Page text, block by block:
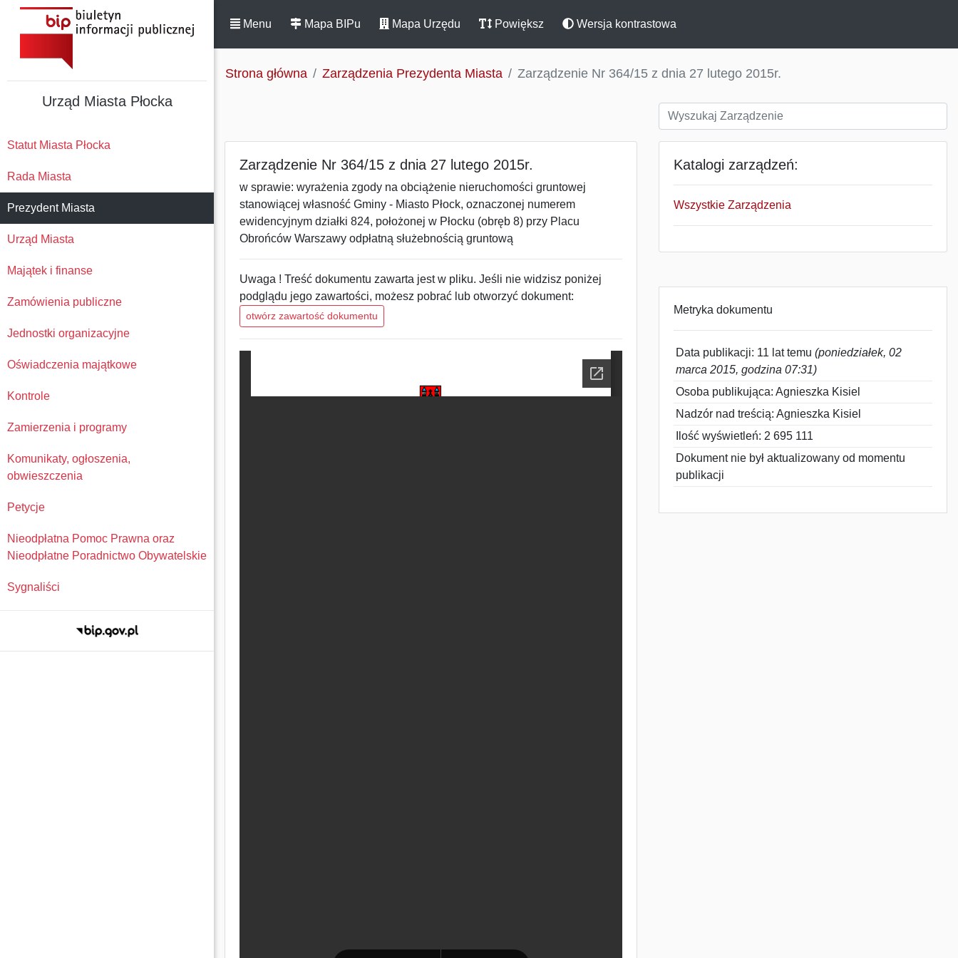
Urząd Miasta Płocka
Statut Miasta Płocka
Rada Miasta
Prezydent Miasta
Urząd Miasta
Majątek i finanse
Zamówienia publiczne
Jednostki organizacyjne
Oświadczenia majątkowe
Kontrole
Zamierzenia i programy
Komunikaty, ogłoszenia,
obwieszczenia
Petycje
Nieodpłatna Pomoc Prawna oraz
Nieodpłatne Poradnictwo Obywatelskie
Sygnaliści
Menu Mapa BIPu Mapa Urzędu Powiększ Wersja kontrastowa
Strona główna Zarządzenia Prezydenta Miasta Zarządzenie Nr 364/15 z dnia 27 lutego 2015r.
Zarządzenie Nr 364/15 z dnia 27 lutego 2015r.
w sprawie: wyrażenia zgody na obciążenie nieruchomości gruntowej
stanowiącej własność Gminy - Miasto Płock, oznaczonej numerem
ewidencyjnym działki 824, położonej w Płocku (obręb 8) przy Placu
Obrońców Warszawy odpłatną służebnością gruntową
Uwaga ! Treść dokumentu zawarta jest w pliku. Jeśli nie widzisz poniżej
podglądu jego zawartości, możesz pobrać lub otworzyć dokument:
otwórz zawartość dokumentu
Katalogi zarządzeń:
Wszystkie Zarządzenia
Metryka dokumentu
Data publikacji: 11 lat temu (poniedziałek, 02
marca 2015, godzina 07:31)
Osoba publikująca: Agnieszka Kisiel
Nadzór nad treścią: Agnieszka Kisiel
Ilość wyświetleń: 2 695 111
Dokument nie był aktualizowany od momentu
publikacji